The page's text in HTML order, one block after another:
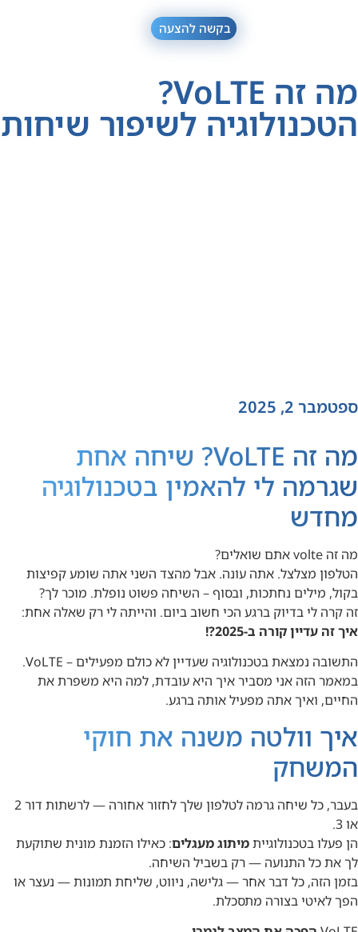
בקשה להצעה
מה זה VoLTE?
הטכנולוגיה לשיפור שיחות
ספטמבר 2, 2025
מה זה VoLTE? שיחה אחת
שגרמה לי להאמין בטכנולוגיה
מחדש
מה זה volte אתם שואלים?
הטלפון מצלצל. אתה עונה. אבל מהצד השני אתה שומע קפיצות
בקול, מילים נחתכות, ובסוף – השיחה פשוט נופלת. מוכר לך?
זה קרה לי בדיוק ברגע הכי חשוב ביום. והייתה לי רק שאלה אחת:
איך זה עדיין קורה ב-2025?!
התשובה נמצאת בטכנולוגיה שעדיין לא כולם מפעילים – VoLTE.
במאמר הזה אני מסביר איך היא עובדת, למה היא משפרת את
החיים, ואיך אתה מפעיל אותה ברגע.
איך וולטה משנה את חוקי
המשחק
בעבר, כל שיחה גרמה לטלפון שלך לחזור אחורה — לרשתות דור 2
או 3.
הן פעלו בטכנולוגייתמיתוג מעגלים: כאילו הזמנת מונית שתוקעת
לך את כל התנועה — רק בשביל השיחה.
בזמן הזה, כל דבר אחר — גלישה, ניווט, שליחת תמונות — נעצר או
הפך לאיטי בצורה מתסכלת.